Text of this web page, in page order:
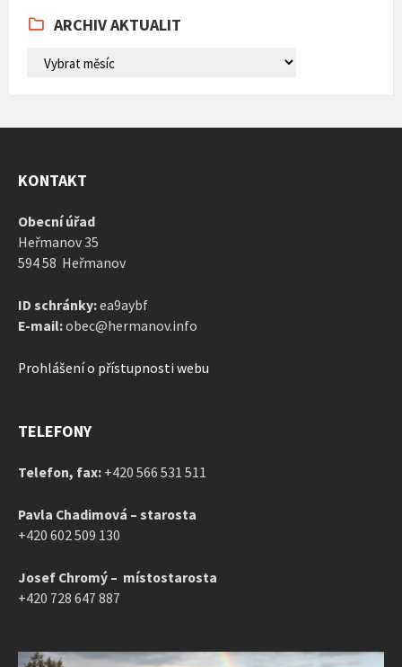
ARCHIV AKTUALIT
ARCHIV
AKTUALIT
KONTAKT
Obecní úřad
Heřmanov 35
594 58 Heřmanov
ID schránky:ea9aybf
E-mail:obec@hermanov.info
Prohlášení o přístupnosti webu
TELEFONY
Telefon, fax: +420 566 531 511
Pavla Chadimová – starosta
+420 602 509 130
Josef Chromý – místostarosta
+420 728 647 887